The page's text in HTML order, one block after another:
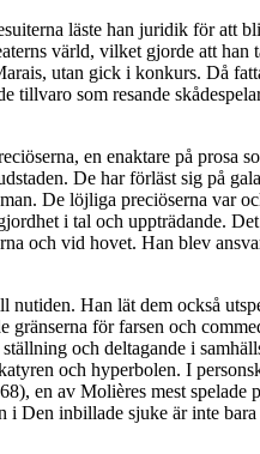
läste han juridik för att
värld, vilket gjorde att
utan gick i konkurs. Då
som resande
en enaktare på prosa
De har förläst sig på
De löjliga preciöserna var
i tal och uppträdande.
och vid hovet. Han blev
Han lät dem också
för farsen och
och deltagande i
och hyperbolen. I
en av Molières mest spelade
Den inbillade sjuke är inte